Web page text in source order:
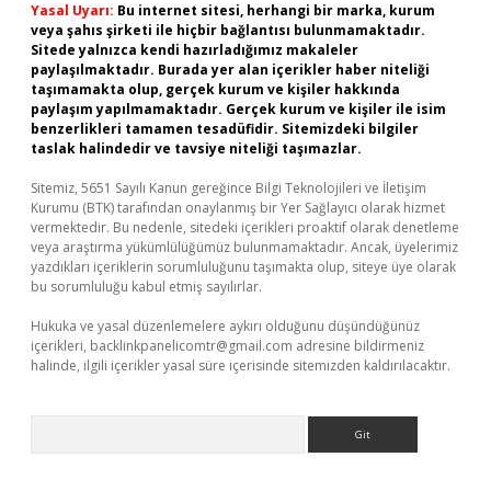
Yasal Uyarı: Bu internet sitesi, herhangi bir marka, kurum
veya şahıs şirketi ile hiçbir bağlantısı bulunmamaktadır.
Sitede yalnızca kendi hazırladığımız makaleler
paylaşılmaktadır. Burada yer alan içerikler haber niteliği
taşımamakta olup, gerçek kurum ve kişiler hakkında
paylaşım yapılmamaktadır. Gerçek kurum ve kişiler ile isim
benzerlikleri tamamen tesadüfidir. Sitemizdeki bilgiler
taslak halindedir ve tavsiye niteliği taşımazlar.
Sitemiz, 5651 Sayılı Kanun gereğince Bilgi Teknolojileri ve İletişim
Kurumu (BTK) tarafından onaylanmış bir Yer Sağlayıcı olarak hizmet
vermektedir. Bu nedenle, sitedeki içerikleri proaktif olarak denetleme
veya araştırma yükümlülüğümüz bulunmamaktadır. Ancak, üyelerimiz
yazdıkları içeriklerin sorumluluğunu taşımakta olup, siteye üye olarak
bu sorumluluğu kabul etmiş sayılırlar.
Hukuka ve yasal düzenlemelere aykırı olduğunu düşündüğünüz
içerikleri, backlinkpanelicomtr@gmail.com adresine bildirmeniz
halinde, ilgili içerikler yasal süre içerisinde sitemizden kaldırılacaktır.